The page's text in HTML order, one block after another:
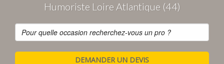
Humoriste Loire Atlantique (44)